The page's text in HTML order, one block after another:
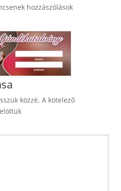
hozzászólások
közzé. A kötelező